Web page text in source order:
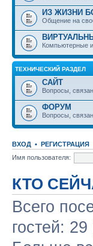
ИЗ ЖИЗНИ
Общение на
Компьютерные
ТЕХНИЧЕСКИЙ РАЗДЕЛ
САЙТ
Вопросы,
ФОРУМ
Вопросы,
ВХОД • РЕГИСТРАЦИЯ
Имя пользователя:
КТО
Всего
гостей: